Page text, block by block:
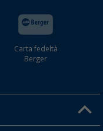
Carta fedeltà
Berger